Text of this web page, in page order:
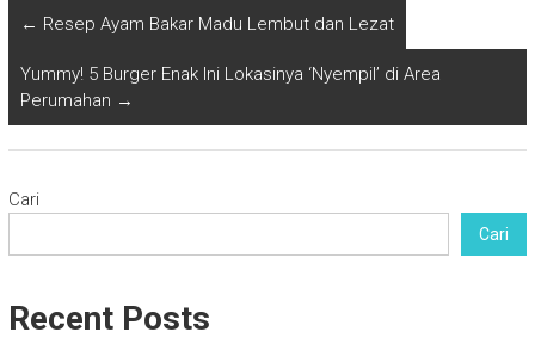
← Resep Ayam Bakar Madu Lembut dan Lezat
Yummy! 5 Burger Enak Ini Lokasinya ‘Nyempil’ di Area
Perumahan →
Cari
Cari
Recent Posts